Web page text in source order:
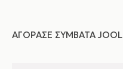
ΑΓΌΡΑΣΕ ΣΥΜΒΑΤΆ